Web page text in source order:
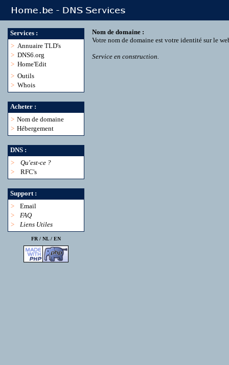
Services :
> Annuaire TLD's
> DNS6.org
> Home'Edit
> Outils
> Whois
Acheter :
> Nom de domaine
> Hébergement
DNS :
>
Qu'est-ce ?
>
RFC's
Support :
>
Email
>
FAQ
>
Liens Utiles
FR / NL/ EN
Nom de domaine :
Votre nom de domaine est votre identité sur le
Service en construction.